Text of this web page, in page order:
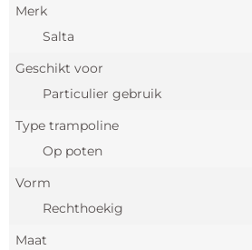
Merk
Salta
Geschikt voor
Particulier gebruik
Type trampoline
Op poten
Vorm
Rechthoekig
Maat